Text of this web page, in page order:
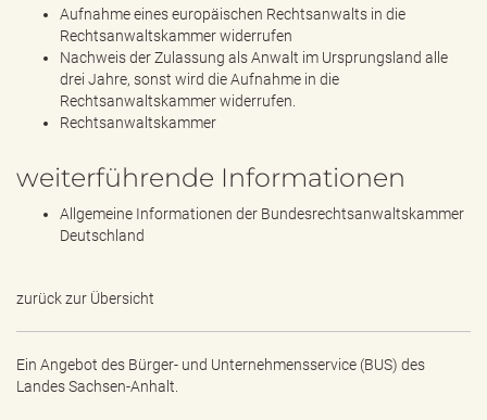
Aufnahme eines europäischen Rechtsanwalts in die
Rechtsanwaltskammer widerrufen
Nachweis der Zulassung als Anwalt im Ursprungsland alle
drei Jahre, sonst wird die Aufnahme in die
Rechtsanwaltskammer widerrufen.
Rechtsanwaltskammer
weiterführende Informationen
Allgemeine Informationen der Bundesrechtsanwaltskammer
Deutschland
zurück zur Übersicht
Ein Angebot des Bürger- und Unternehmensservice (BUS) des
Landes Sachsen-Anhalt.